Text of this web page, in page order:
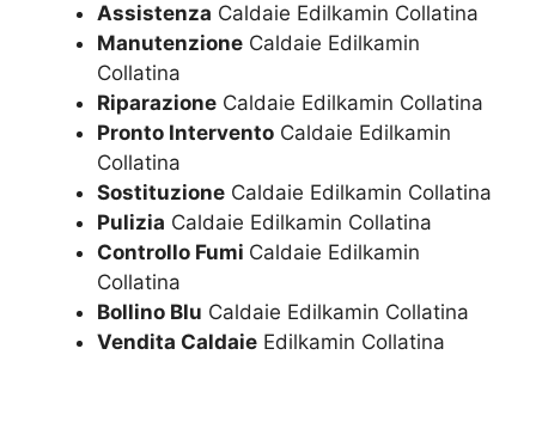
Assistenza Caldaie Edilkamin Collatina
Manutenzione Caldaie Edilkamin
Collatina
Riparazione Caldaie Edilkamin Collatina
Pronto Intervento Caldaie Edilkamin
Collatina
Sostituzione Caldaie Edilkamin Collatina
Pulizia Caldaie Edilkamin Collatina
Controllo Fumi Caldaie Edilkamin
Collatina
Bollino Blu Caldaie Edilkamin Collatina
Vendita Caldaie Edilkamin Collatina